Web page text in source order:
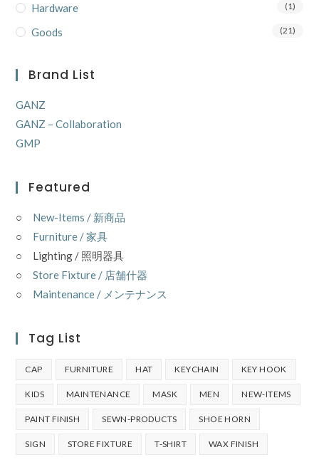
Hardware (1)
Goods (21)
Brand List
GANZ
GANZ – Collaboration
GMP
Featured
○ New-Items / 新商品
○ Furniture / 家具
○ Lighting / 照明器具
○Store Fixture / 店舗什器
○ Maintenance / メンテナンス
Tag List
CAP FURNITURE HAT KEYCHAIN KEY HOOK
KIDS MAINTENANCE MASK MEN NEW-ITEMS
PAINT FINISH SEWN-PRODUCTS SHOE HORN
SIGN STORE FIXTURE T-SHIRT WAX FINISH